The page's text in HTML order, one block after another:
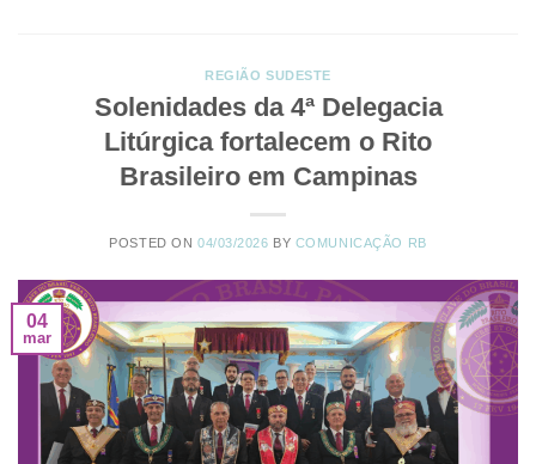
REGIÃO SUDESTE
Solenidades da 4ª Delegacia
Litúrgica fortalecem o Rito
Brasileiro em Campinas
POSTED ON 04/03/2026 BY COMUNICAÇÃO RB
04
mar